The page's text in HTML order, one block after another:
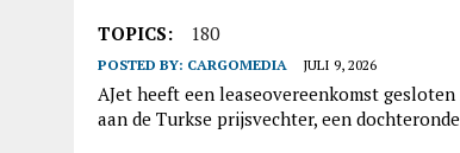
TOPICS: 180
POSTED BY: CARGOMEDIA JULI 9, 2026
AJet heeft een leaseovereenkomst
aan de Turkse prijsvechter, een